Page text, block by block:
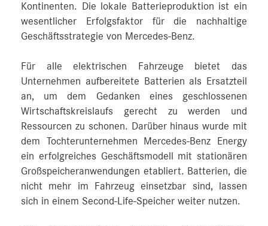
Kontinenten. Die lokale Batterieproduktion ist ein
wesentlicher Erfolgsfaktor für die nachhaltige
Geschäftsstrategie von Mercedes-Benz.
Für alle elektrischen Fahrzeuge bietet das
Unternehmen aufbereitete Batterien als Ersatzteil
an, um dem Gedanken eines geschlossenen
Wirtschaftskreislaufs gerecht zu werden und
Ressourcen zu schonen. Darüber hinaus wurde mit
dem Tochterunternehmen Mercedes-Benz Energy
ein erfolgreiches Geschäftsmodell mit stationären
Großspeicheranwendungen etabliert. Batterien, die
nicht mehr im Fahrzeug einsetzbar sind, lassen
sich in einem Second-Life-Speicher weiter nutzen.